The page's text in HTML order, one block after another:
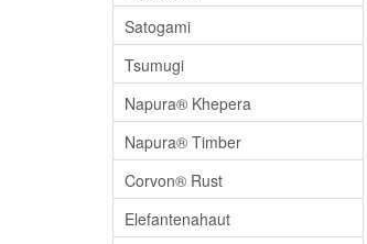
Satogami
Tsumugi
Napura® Khepera
Napura® Timber
Corvon® Rust
Elefantenahaut